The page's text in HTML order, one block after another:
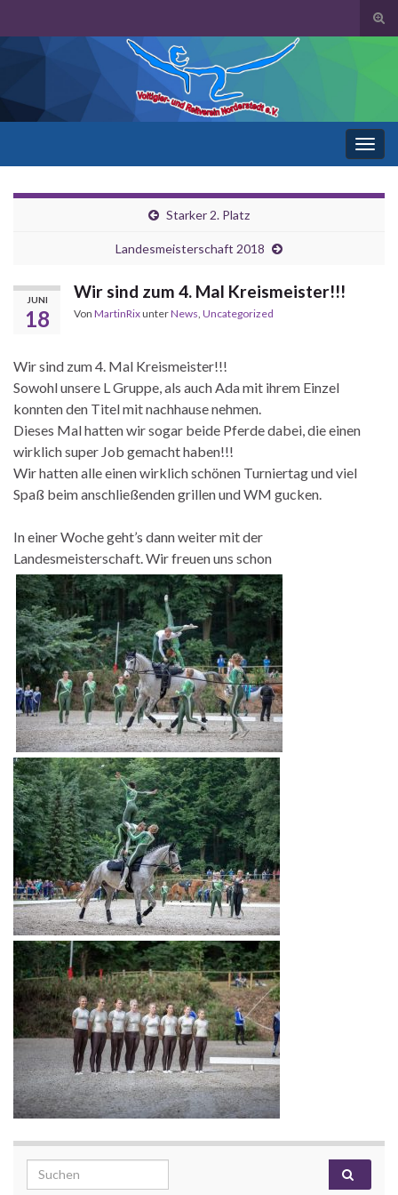
Search for:
Starker 2. Platz
Landesmeisterschaft 2018
JUNI
18
Wir sind zum 4. Mal Kreismeister!!!
Von MartinRixunterNews Uncategorized
Wir sind zum 4. Mal Kreismeister!!!
Sowohl unsere L Gruppe, als auch Ada mit ihrem Einzel
konnten den Titel mit nachhause nehmen.
Dieses Mal hatten wir sogar beide Pferde dabei, die einen
wirklich super Job gemacht haben!!!
Wir hatten alle einen wirklich schönen Turniertag und viel
Spaß beim anschließenden grillen und WM gucken.
In einer Woche geht’s dann weiter mit der
Landesmeisterschaft. Wir freuen uns schon
Search for: